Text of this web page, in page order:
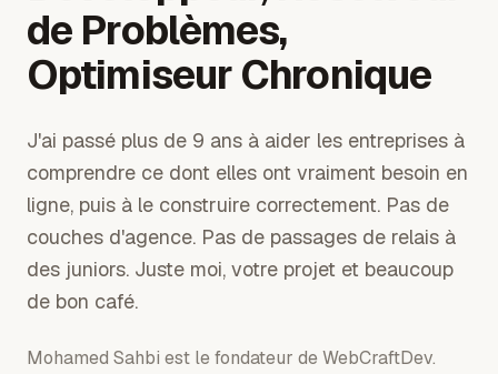
de Problèmes,
Optimiseur Chronique
J'ai passé plus de 9 ans à aider les entreprises à
comprendre ce dont elles ont vraiment besoin en
ligne, puis à le construire correctement. Pas de
couches d'agence. Pas de passages de relais à
des juniors. Juste moi, votre projet et beaucoup
de bon café.
Mohamed Sahbi est le fondateur de WebCraftDev.